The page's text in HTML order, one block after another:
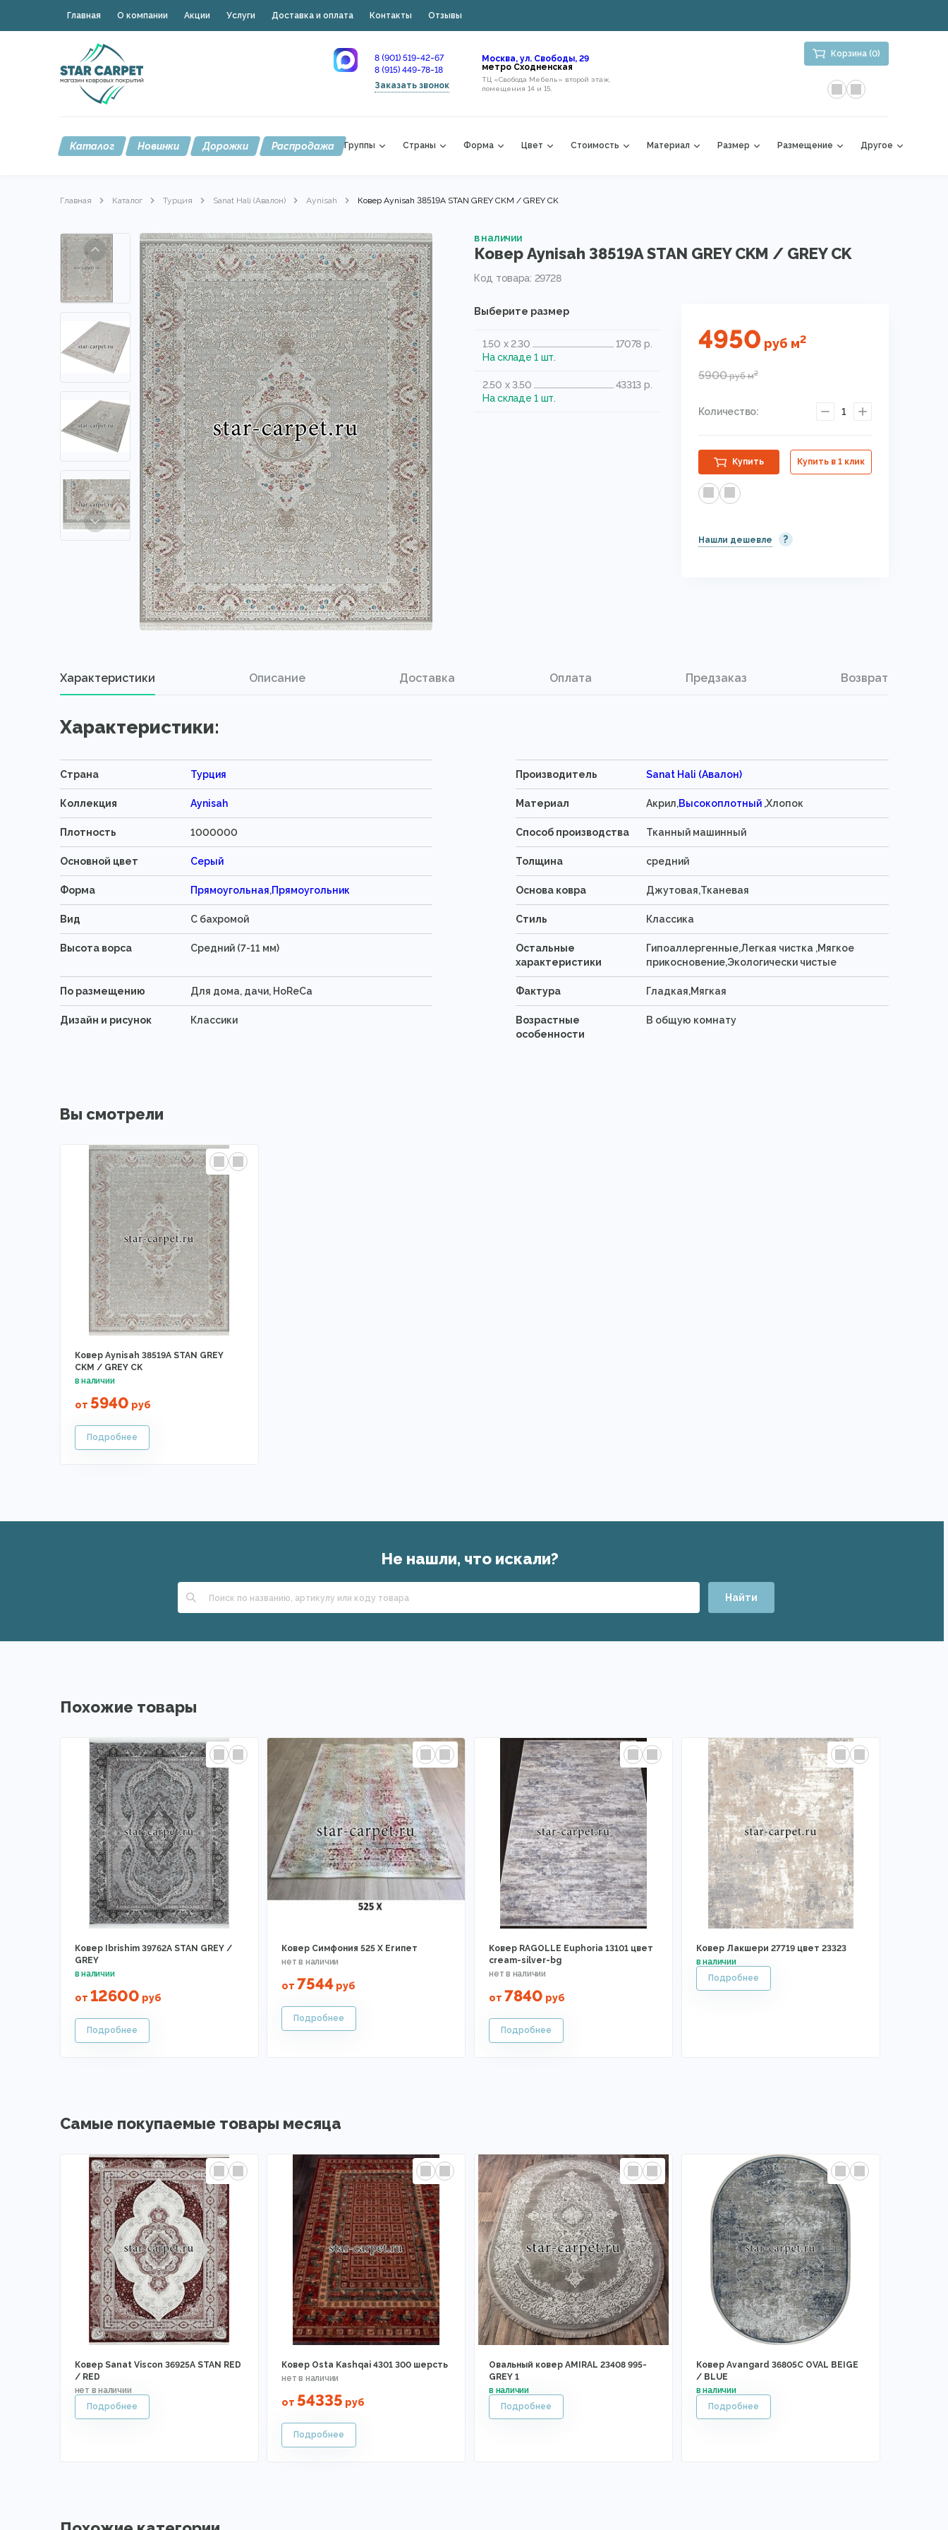
Главная О компании Акции Услуги Доставка и оплата Контакты Отзывы
8 (901) 519-42-67
8 (915) 449-78-18
Заказать звонок
Москва, ул. Свободы, 29
метро Сходненская
ТЦ «Свобода Мебель» второй этаж,
помещения 14 и 15,
Корзина (0)
Каталог Новинки Дорожки Распродажа Группы Страны Форма Цвет Стоимость Материал Размер Размещение Другое
Главная Каталог Турция Sanat Hali (Авалон) Aynisah Ковер Aynisah 38519A STAN GREY CKM / GREY CK
в наличии
Ковер Aynisah 38519A STAN GREY CKM / GREY CK
Код товара: 29728
Выберите размер
1.50 x 2.30
17078 р.
На складе 1 шт.
2.50 x 3.50
43313 р.
На складе 1 шт.
4950 руб м2
5900рубм2
Количество: 1
Купить Купить в 1 клик
Нашли дешевле ?
Характеристики Описание Доставка Оплата Предзаказ Возврат
Характеристики:
Страна Турция Производитель Sanat Hali (Авалон)
Коллекция Aynisah Материал Акрил,Высокоплотный ,Хлопок
Плотность 1000000 Способ производства Тканный машинный
Основной цвет Серый Толщина средний
Форма Прямоугольная,Прямоугольник Основа ковра Джутовая,Тканевая
Вид C бахромой Стиль Классика
Высота ворса Средний (7-11 мм)
Остальные
характеристики
Гипоаллергенные,Легкая чистка ,Мягкое
прикосновение,Экологически чистые
По размещению Для дома, дачи, HoReCa Фактура Гладкая,Мягкая
Дизайн и рисунок Классики
Возрастные
особенности
В общую комнату
Вы смотрели
Ковер Aynisah 38519A STAN GREY
CKM / GREY CK
от 5940 руб
Не нашли, что искали?
Найти
Похожие товары
Ковер Ibrishim 39762A STAN GREY /
GREY
от 12600 руб
Ковер Симфония 525 X Египет
от 7544 руб
Ковер RAGOLLE Euphoria 13101 цвет
cream-silver-bg
от 7840 руб
Ковер Лакшери 27719 цвет 23323
Самые покупаемые товары месяца
Ковер Sanat Viscon 36925A STAN RED
/ RED
Ковер Osta Kashqai 4301 300 шерсть
от 54335 руб
Овальный ковер AMIRAL 23408 995-
GREY 1
Ковер Avangard 36805C OVAL BEIGE
/ BLUE